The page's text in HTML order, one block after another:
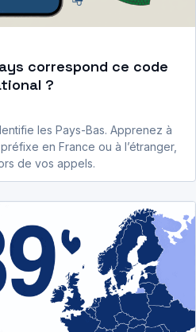
correspond ce code
?
les Pays-Bas. Apprenez à
en France ou à l’étranger,
de vos appels.